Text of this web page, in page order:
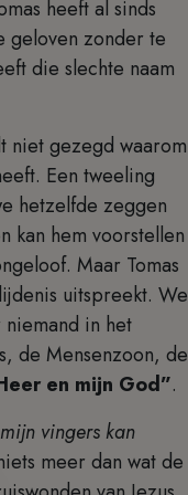
heeft al sinds
geloven zonder te
die slechte naam
niet gezegd waarom
Een tweeling
hetzelfde zeggen
kan hem voorstellen
Maar Tomas
uitspreekt. We
in het
de Mensenzoon, de
en mijn God”.
vingers kan
meer dan wat de